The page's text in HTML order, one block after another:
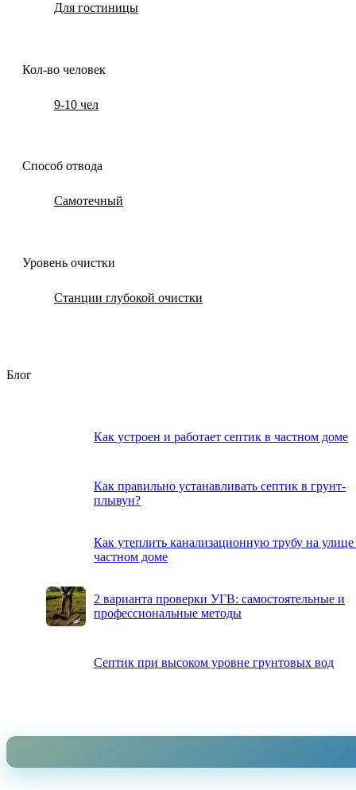
Для гостиницы
Кол-во человек
9-10 чел
Способ отвода
Самотечный
Уровень очистки
Станции глубокой очистки
Блог
Как устроен и работает септик в частном доме
Как правильно устанавливать септик в грунт-
плывун?
Как утеплить канализационную трубу на улице
частном доме
2 варианта проверки УГВ: самостоятельные и
профессиональные методы
Септик при высоком уровне грунтовых вод